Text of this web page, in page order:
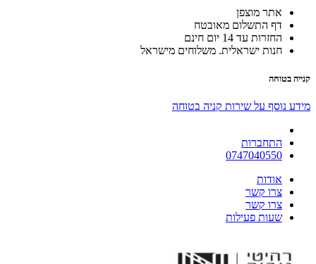
אתר מוצפן
דף התשלום מאובטח
החזרות עד 14 יום חינם
חנות ישראלית. משלוחים מישראל
קנייה בטוחה
מידע נוסף על שירות קניה בטוחה
התחברות
0747040550
אודות
צרו קשר
צרו קשר
שעות פעילות